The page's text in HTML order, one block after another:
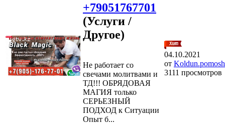
+79051767701
(Услуги /
Другое)
Не работает со
свечами молитвами и
ТД!!! ОБРЯДОВАЯ
МАГИЯ только
СЕРЬЕЗНЫЙ
ПОДХОД к Ситуации
Опыт б...
04.10.2021
от Koldun.pomosh
3111 просмотров